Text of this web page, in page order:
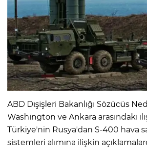
ABD Dışişleri Bakanlığı Sözücüs
Washington ve Ankara arasındaki
Türkiye'nin Rusya'dan S-400 hava
sistemleri alımına ilişkin